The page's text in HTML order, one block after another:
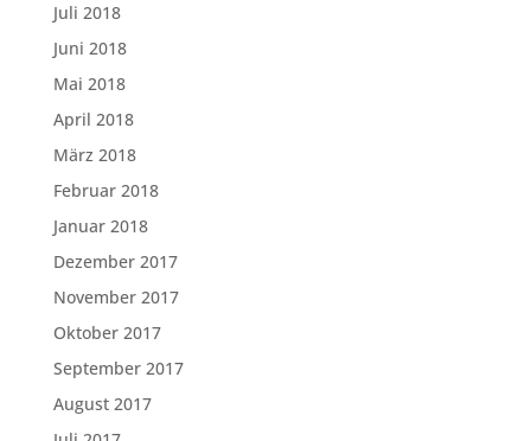
Juli 2018
Juni 2018
Mai 2018
April 2018
März 2018
Februar 2018
Januar 2018
Dezember 2017
November 2017
Oktober 2017
September 2017
August 2017